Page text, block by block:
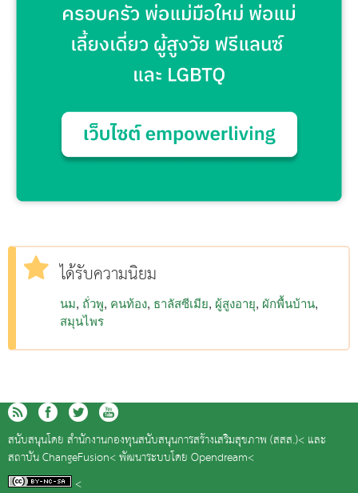
ได้รับความนิยม
นม ถั่วพู คนท้อง ธาลัสซีเมีย ผู้สูงอายุ ผักพื้นบ้าน
สมุนไพร
สนับสนุนโดย สำนักงานกองทุนสนับสนุนการสร้างเสริมสุขภาพ (สสส.)< และ
สถาบัน ChangeFusion<พัฒนาระบบโดย Opendream<
<